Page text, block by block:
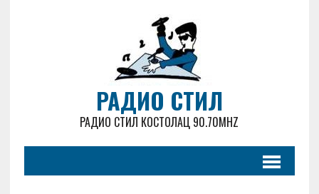
РАДИО СТИЛ
РАДИО СТИЛ КОСТОЛАЦ 90.70MHZ